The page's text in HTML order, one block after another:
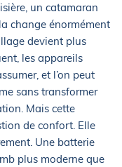
un catamaran
change énormément
devient plus
les appareils
et l’on peut
sans transformer
Mais cette
de confort. Elle
Une batterie
plus moderne que